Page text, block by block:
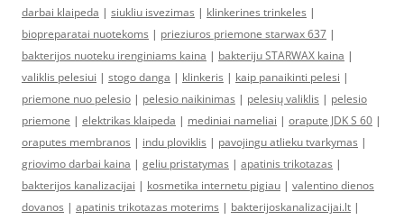
darbai klaipeda | siukliu isvezimas | klinkerines trinkeles |
biopreparatai nuotekoms | prieziuros priemone starwax 637 |
bakterijos nuoteku irenginiams kaina | bakteriju STARWAX kaina |
valiklis pelesiui | stogo danga | klinkeris | kaip panaikinti pelesi |
priemone nuo pelesio | pelesio naikinimas | pelesių valiklis | pelesio
priemone | elektrikas klaipeda | mediniai nameliai | orapute JDK S 60 |
oraputes membranos | indu ploviklis | pavojingu atlieku tvarkymas |
griovimo darbai kaina | geliu pristatymas | apatinis trikotazas |
bakterijos kanalizacijai | kosmetika internetu pigiau | valentino dienos
dovanos | apatinis trikotazas moterims | bakterijoskanalizacijai.lt |